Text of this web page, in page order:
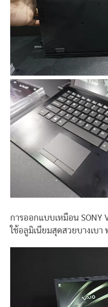
การออกแบบเหมือน SONY
ใช้อลูมิเนียมสุดสวยบางเบ